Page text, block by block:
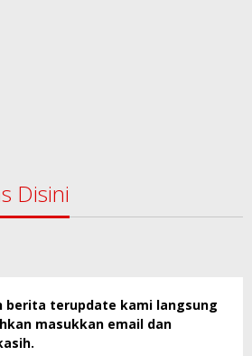
Disini
berita terupdate kami langsung
masukkan email dan